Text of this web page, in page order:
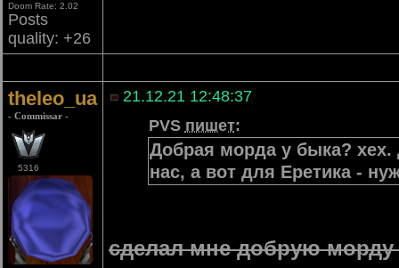
Doom Rate: 2.02
Posts
quality: +26
theleo_ua
- Commissar -
5316
21.12.21 12:48:37
PVS пишет:
Добрая морда у быка? хех.
нас, а вот для Еретика -
сделал мне добрую морду